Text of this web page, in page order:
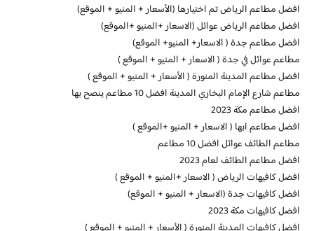
افضل مطاعم الرياض تم اختيارها (الأسعار + المنيو + الموقع)
افضل مطاعم الرياض عوائل (الاسعار +المنيو +الموقع)
افضل مطاعم جدة ( الاسعار+ المنيو+ الموقع)
مطاعم عوائل في جدة ( الاسعار + المنيو + الموقع )
افضل مطاعم المدينة المنورة ( الأسعار + المنيو + الموقع )
مطاعم شارع الإمام البخاري المدينة افضل 10 مطاعم ينصح بها
افضل مطاعم مكة 2023
افضل مطاعم ابها ( الاسعار + المنيو +الموقع )
مطاعم الطائف عوائل افضل 10 مطاعم
افضل مطاعم الطائف لعام 2023
افضل كافيهات الرياض ( الاسعار +المنيو + الموقع )
افضل كافيهات جدة (الاسعار + المنيو + الموقع)
افضل كافيهات مكة 2023